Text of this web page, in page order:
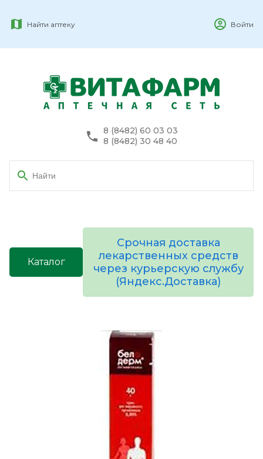
Найти аптеку Войти
8 (8482) 60 03 03
8 (8482) 30 48 40
Каталог
Срочная доставка
лекарственных средств
через курьерскую службу
(Яндекс.Доставка)